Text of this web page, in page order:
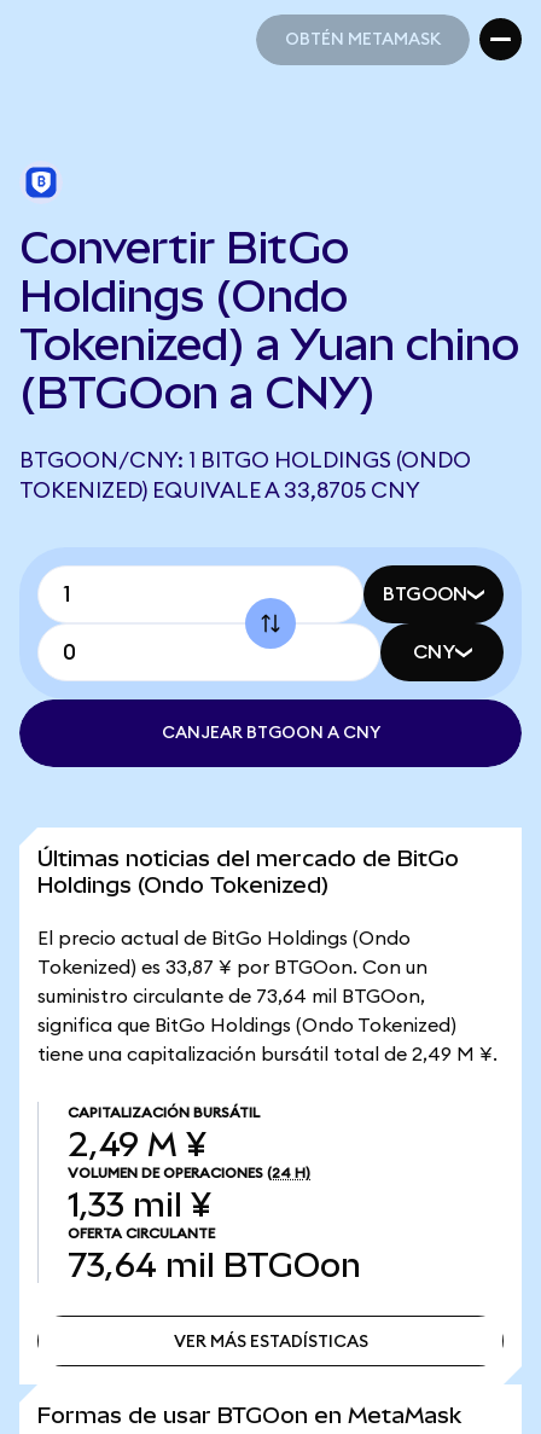
OBTÉN METAMASK
Convertir BitGo
Holdings (Ondo
Tokenized) a Yuan chino
(BTGOon a CNY)
BTGOON/CNY: 1 BITGO HOLDINGS (ONDO
TOKENIZED) EQUIVALE A 33,8705 CNY
BTGOON
CNY
CANJEAR BTGOON A CNY
Últimas noticias del mercado de BitGo
Holdings (Ondo Tokenized)
El precio actual de BitGo Holdings (Ondo
Tokenized) es 33,87 ¥ por BTGOon. Con un
suministro circulante de 73,64 mil BTGOon,
significa que BitGo Holdings (Ondo Tokenized)
tiene una capitalización bursátil total de 2,49 M ¥.
CAPITALIZACIÓN BURSÁTIL
2,49 M ¥
VOLUMEN DE OPERACIONES (24 H)
1,33 mil ¥
OFERTA CIRCULANTE
73,64 mil BTGOon
VER MÁS ESTADÍSTICAS
Formas de usar BTGOon en MetaMask